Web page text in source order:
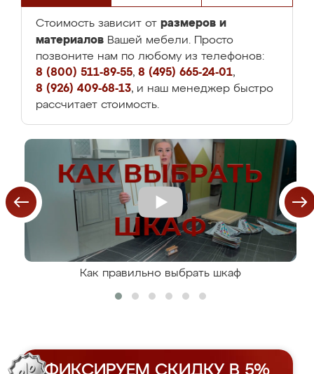
Стоимость зависит от размеров и
материалов Вашей мебели. Просто
позвоните нам по любому из телефонов:
8 (800) 511-89-55, 8 (495) 665-24-01,
8 (926) 409-68-13, и наш менеджер быстро
рассчитает стоимость.
Как правильно выбрать шкаф
ФИКСИРУЕМ СКИДКУ В 5%